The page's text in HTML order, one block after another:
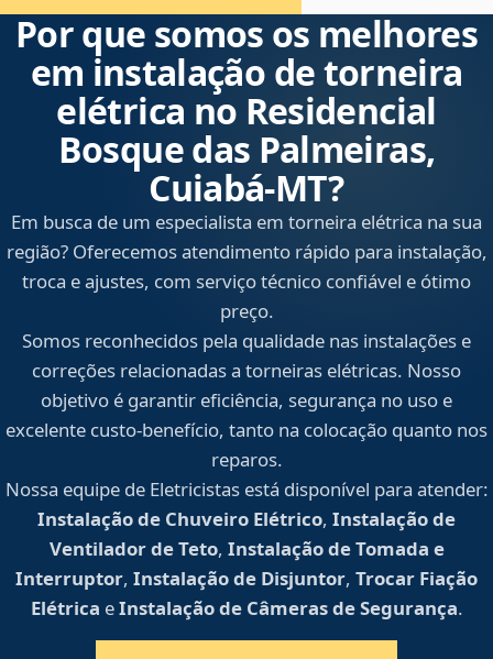
Por que somos os melhores
em instalação de torneira
elétrica no Residencial
Bosque das Palmeiras,
Cuiabá‑MT?
Em busca de um especialista em torneira elétrica na sua
região? Oferecemos atendimento rápido para instalação,
troca e ajustes, com serviço técnico confiável e ótimo
preço.
Somos reconhecidos pela qualidade nas instalações e
correções relacionadas a torneiras elétricas. Nosso
objetivo é garantir eficiência, segurança no uso e
excelente custo-benefício, tanto na colocação quanto nos
reparos.
Nossa equipe de Eletricistas está disponível para atender:
Instalação de Chuveiro Elétrico, Instalação de
Ventilador de Teto, Instalação de Tomada e
Interruptor, Instalação de Disjuntor, Trocar Fiação
Elétrica eInstalação de Câmeras de Segurança.